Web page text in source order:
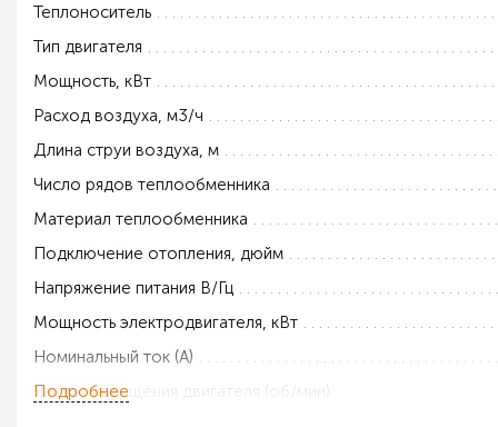
Теплоноситель
Тип двигателя
Мощность, кВт
Расход воздуха, м3/ч
Длина струи воздуха, м
Число рядов теплообменника
Материал теплообменника
Подключение отопления, дюйм
Напряжение питания В/Гц
Мощность электродвигателя, кВт
Номинальный ток (А)
Частота вращения двигателя (об/мин)
Подробнее